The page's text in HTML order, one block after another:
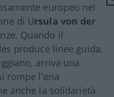
europeo nel
di Ursula von der
Quando il
produce linee guida.
arriva una
rompe l’aria
anche la solidarietà